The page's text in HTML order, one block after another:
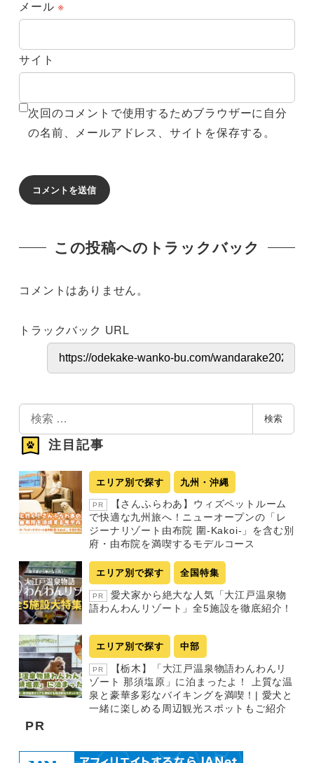
メール※
サイト
次回のコメントで使用するためブラウザーに自分
の名前、メールアドレス、サイトを保存する。
この投稿へのトラックバック
コメントはありません。
トラックバック URL
検
索
検索
注目記事
エリア別で探す 九州・沖縄
PR
【さんふらわあ】ウィズペットルーム
で快適な九州旅へ！ニューオープンの「レ
ジーナリゾート由布院 圍-Kakoi-」を含む別
府・由布院を満喫するモデルコース
エリア別で探す 全国特集
PR
愛犬家から絶大な人気「大江戸温泉物
語わんわんリゾート」全5施設を徹底紹介！
エリア別で探す 中部
PR
【栃木】「大江戸温泉物語わんわんリ
ゾート 那須塩原」に泊まったよ！ 上質な温
泉と豪華多彩なバイキングを満喫！| 愛犬と
一緒に楽しめる周辺観光スポットもご紹介
PR